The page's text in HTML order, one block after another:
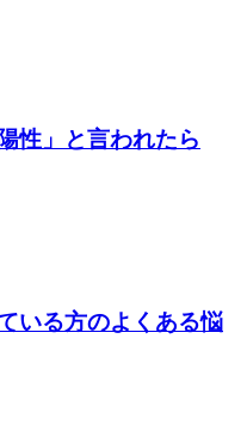
性」と言われたら
いる方のよくある悩